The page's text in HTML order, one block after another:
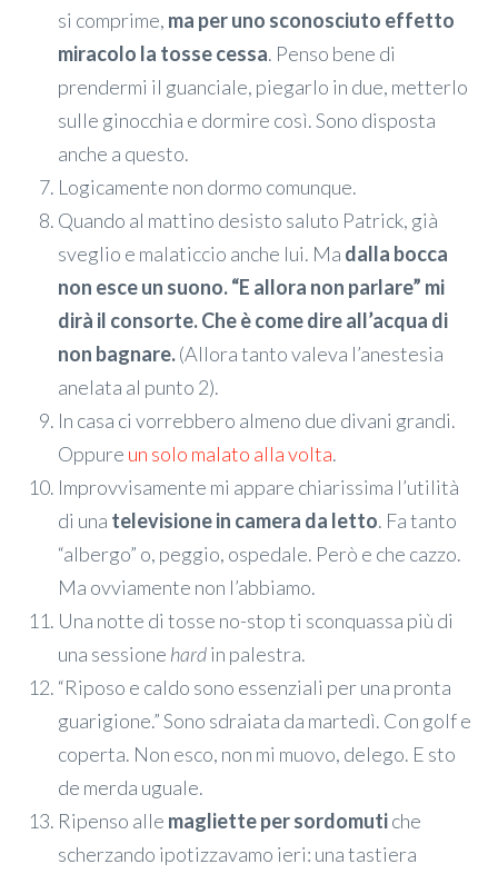
si comprime, ma per uno sconosciuto effetto
miracolo la tosse cessa. Penso bene di
prendermi il guanciale, piegarlo in due, metterlo
sulle ginocchia e dormire così. Sono disposta
anche a questo.
Logicamente non dormo comunque.
Quando al mattino desisto saluto Patrick, già
sveglio e malaticcio anche lui. Ma dalla bocca
non esce un suono. “E allora non parlare” mi
dirà il consorte. Che è come dire all’acqua di
non bagnare.(Allora tanto valeva l’anestesia
anelata al punto 2).
In casa ci vorrebbero almeno due divani grandi.
Oppure un solo malato alla volta.
Improvvisamente mi appare chiarissima l’utilità
di una televisione in camera da letto. Fa tanto
“albergo” o, peggio, ospedale. Però e che cazzo.
Ma ovviamente non l’abbiamo.
Una notte di tosse no-stop ti sconquassa più di
una sessione hardin palestra.
“Riposo e caldo sono essenziali per una pronta
guarigione.” Sono sdraiata da martedì. Con golf e
coperta. Non esco, non mi muovo, delego. E sto
de merda uguale.
Ripenso alle magliette per sordomutiche
scherzando ipotizzavamo ieri: una tastiera